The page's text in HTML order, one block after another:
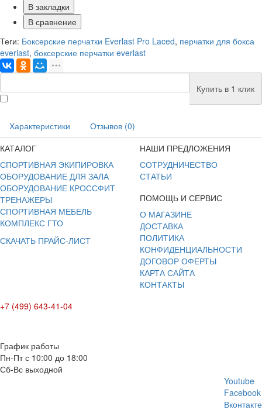
В закладки
В сравнение
Теги: Боксерские перчатки Everlast Pro Laced, перчатки для бокса
everlast, боксерские перчатки everlast
Купить в 1 клик
Характеристики
Отзывов (0)
КАТАЛОГ
СПОРТИВНАЯ ЭКИПИРОВКА
ОБОРУДОВАНИЕ ДЛЯ ЗАЛА
ОБОРУДОВАНИЕ КРОССФИТ
ТРЕНАЖЕРЫ
СПОРТИВНАЯ МЕБЕЛЬ
КОМПЛЕКС ГТО
СКАЧАТЬ ПРАЙС-ЛИСТ
НАШИ ПРЕДЛОЖЕНИЯ
СОТРУДНИЧЕСТВО
СТАТЬИ
ПОМОЩЬ И СЕРВИС
О МАГАЗИНЕ
ДОСТАВКА
ПОЛИТИКА
КОНФИДЕНЦИАЛЬНОСТИ
ДОГОВОР ОФЕРТЫ
КАРТА САЙТА
КОНТАКТЫ
+7 (499) 643-41-04
График работы
Пн-Пт с 10:00 до 18:00
Сб-Вс выходной
Youtube
Facebook
Вконтакте